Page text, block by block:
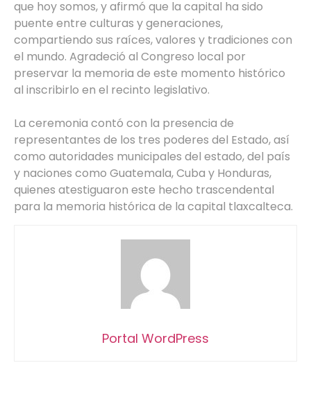
que hoy somos, y afirmó que la capital ha sido
puente entre culturas y generaciones,
compartiendo sus raíces, valores y tradiciones con
el mundo. Agradeció al Congreso local por
preservar la memoria de este momento histórico
al inscribirlo en el recinto legislativo.
La ceremonia contó con la presencia de
representantes de los tres poderes del Estado, así
como autoridades municipales del estado, del país
y naciones como Guatemala, Cuba y Honduras,
quienes atestiguaron este hecho trascendental
para la memoria histórica de la capital tlaxcalteca.
Portal WordPress